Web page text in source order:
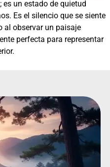
es un estado de quietud
Es el silencio que se siente
al observar un paisaje
perfecta para representar